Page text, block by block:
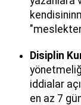
Disiplin
iddialar
en az 7